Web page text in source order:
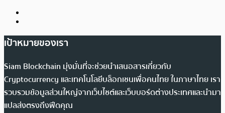
เป้าหมายของเรา
Siam Blockchain มุ่งมั่นที่จะช่วยนำเสนอสารเกี่ยวกับ
Cryptocurrency และเทคโนโลยีบล็อกเชนเพื่อคนไทย ในภาษาไทย เรา
รวบรวมข้อมูลส่วนใหญ่จากเว็บไซต์และเว็บบอร์ดต่างประเทศและนำมา
แปลส่งตรงถึงฟีดคุณ